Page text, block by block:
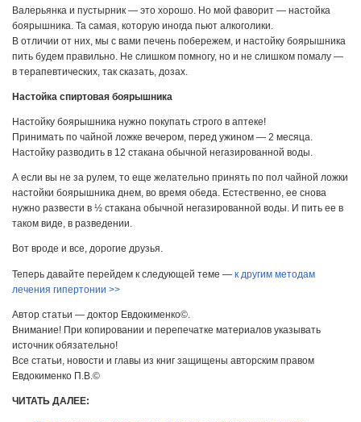
Валерьянка и пустырник — это хорошо. Но мой фаворит — настойка
боярышника. Та самая, которую иногда пьют алкоголики.
В отличии от них, мы с вами печень побережем, и настойку боярышника
пить будем правильно. Не слишком помногу, но и не слишком помалу —
в терапевтических, так сказать, дозах.
Настойка спиртовая боярышника
Настойку боярышника нужно покупать строго в аптеке!
Принимать по чайной ложке вечером, перед ужином — 2 месяца.
Настойку разводить в 12 стакана обычной негазированной воды.
А если вы не за рулем, то еще желательно принять по пол чайной ложки
настойки боярышника днем, во время обеда. Естественно, ее снова
нужно развести в ½ стакана обычной негазированной воды. И пить ее в
таком виде, в разведении.
Вот вроде и все, дорогие друзья.
Теперь давайте перейдем к следующей теме — к другим методам
лечения гипертонии >>
Автор статьи — доктор Евдокименко©.
Внимание! При копировании и перепечатке материалов указывать
источник обязательно!
Все статьи, новости и главы из книг защищены авторским правом
Евдокименко П.В.©
ЧИТАТЬ ДАЛЕЕ: